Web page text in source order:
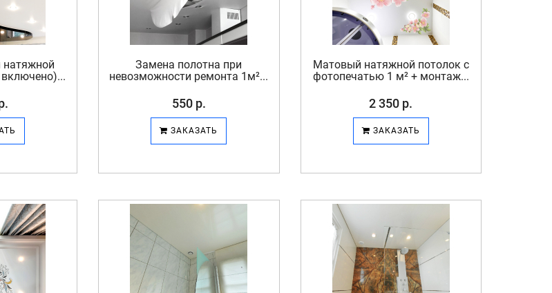
натяжной
включено)...
Замена полотна при
невозможности ремонта 1м²...
550 р.
ЗАКАЗАТЬ
Матовый натяжной потолок с
фотопечатью 1 м² + монтаж...
2 350 р.
ЗАКАЗАТЬ